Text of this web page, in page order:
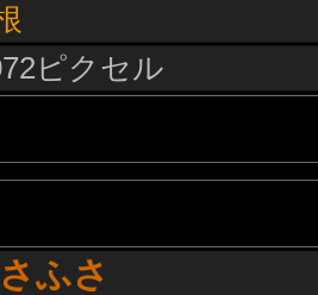
ピクセル
ふさ